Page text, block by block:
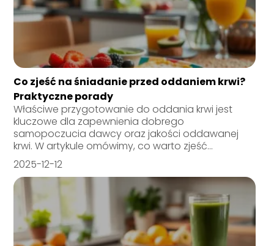
Co zjeść na śniadanie przed oddaniem krwi?
Praktyczne porady
Właściwe przygotowanie do oddania krwi jest
kluczowe dla zapewnienia dobrego
samopoczucia dawcy oraz jakości oddawanej
krwi. W artykule omówimy, co warto zjeść...
2025-12-12